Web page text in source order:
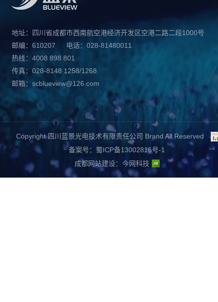
地址：四川省成都市西南航空港经济开发区空港二路二段1000号
邮编：610207
电话：028-81480011
热线：4008 898 801
传真：028-8148 1258/1268
邮箱：scblueview@126.com
Copyright 四川蓝景光电技术有限责任公司 Brand All Reserved
备案号：蜀ICP备13002816号-1
成都网站建设： 今网科技